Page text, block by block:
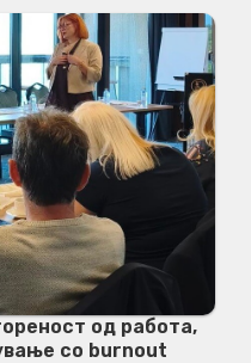
од работа,
со burnout